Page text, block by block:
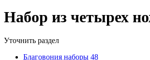
Набор из четырех
Уточнить раздел
Благовония наборы 48